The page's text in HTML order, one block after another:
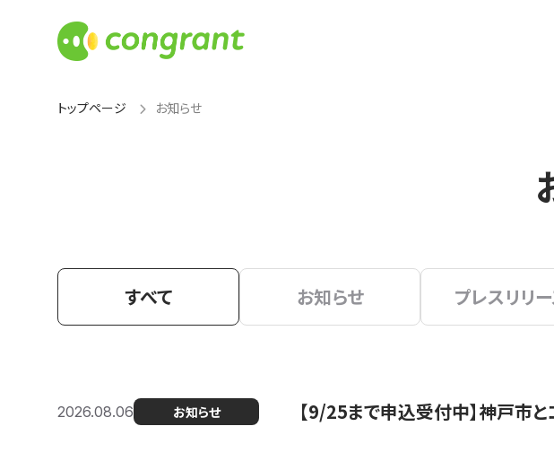
トップページ お知らせ
すべて お知らせ プレスリリ
2026.08.06 お知らせ 【9/25まで申込受付中】神戸市